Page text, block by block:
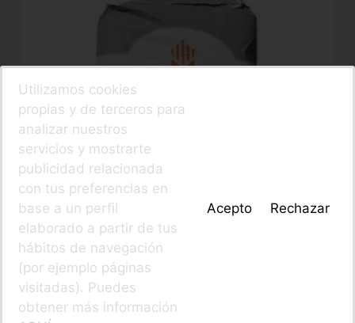
Harina Centeno
Utilizamos cookies
propias y de terceros para
analizar nuestros
servicios y mostrarte
publicidad relacionada
con tus preferencias en
base a un perfil
elaborado a partir de tus
hábitos de navegación
(por ejemplo páginas
visitadas). Puedes
obtener más información
Acepto Rechazar